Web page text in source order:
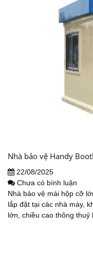
Nhà bảo vệ Handy
22/08/2025
Chưa có bình luận
Nhà bảo vệ mái hộp cỡ
lắp đặt tại các nhà máy,
lớn, chiều cao thông thuỷ